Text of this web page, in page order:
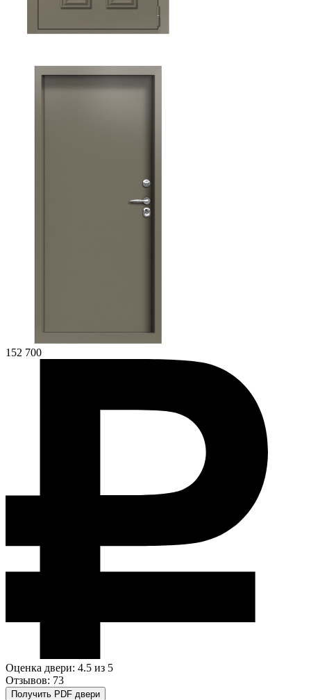
152 700
Оценка двери: 4.5 из 5
Отзывов: 73
Получить PDF двери